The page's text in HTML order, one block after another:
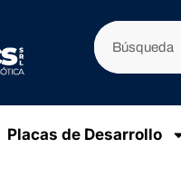
Placas de Desarrollo